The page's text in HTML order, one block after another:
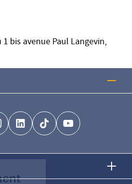
appartiennent
bis avenue Paul Langevin,
brandslinkedin-brands
tiktok-brands
youtube